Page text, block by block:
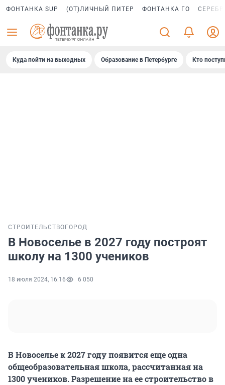
ФОНТАНКА SUP (ОТ)ЛИЧНЫЙ ПИТЕР ФОНТАНКА ГО
Куда пойти на выходных Образование в Петербурге Кто
СТРОИТЕЛЬСТВО ГОРОД
В Новоселье в 2027 году построят
школу на 1300 учеников
18 июля 2024, 16:16 6 050
В Новоселье к 2027 году появится еще одна
общеобразовательная школа, рассчитанная на
1300 учеников. Разрешение на ее строительство в